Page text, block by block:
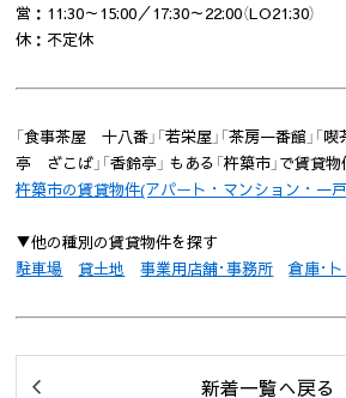
営：11:30～15:00／17:30～22:00（LO21:30）
休：不定休
「食事茶屋 十八番」「若栄屋」「茶房一番館」「
亭 ざこば」「香鈴亭」 もある「杵築市」で賃貸
杵築市の賃貸物件(アパート・マンション・一
▼他の種別の賃貸物件を探す
駐車場
貸土地 事業用店舗･事務所 倉庫･
新着一覧へ戻る